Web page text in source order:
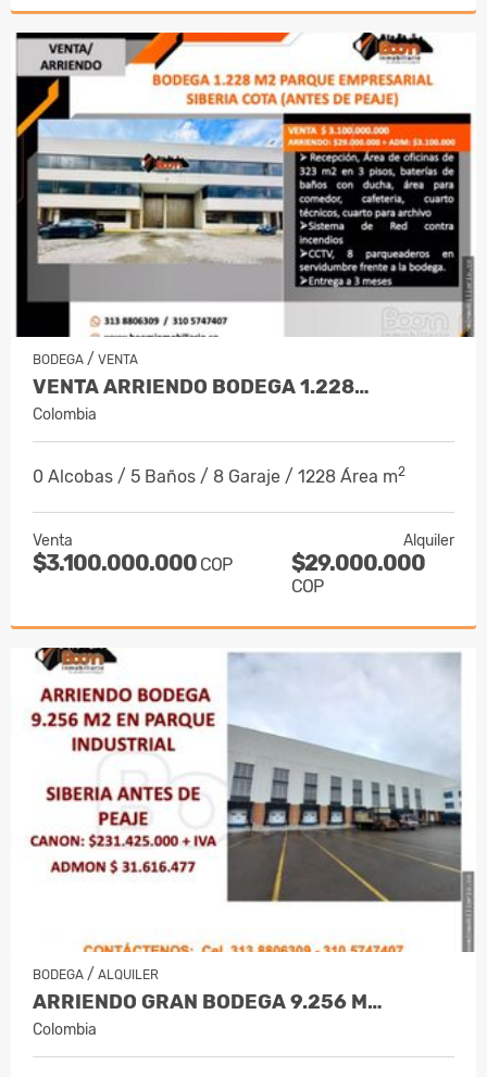
BODEGA / VENTA
VENTA ARRIENDO BODEGA 1.228…
Colombia
0 Alcobas / 5 Baños / 8 Garaje / 1228 Área m2
Venta
$3.100.000.000 COP
Alquiler
$29.000.000
COP
BODEGA / ALQUILER
ARRIENDO GRAN BODEGA 9.256 M…
Colombia